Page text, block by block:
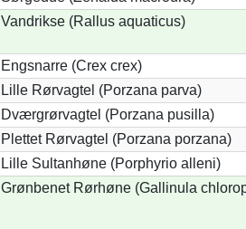
Vandrikse (Rallus aquaticus)
Engsnarre (Crex crex)
Lille Rørvagtel (Porzana parva)
Dværgrørvagtel (Porzana pusilla)
Plettet Rørvagtel (Porzana porzana)
Lille Sultanhøne (Porphyrio alleni)
Grønbenet Rørhøne (Gallinula